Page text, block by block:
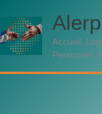
au
contenu
Accueil,
Personnes